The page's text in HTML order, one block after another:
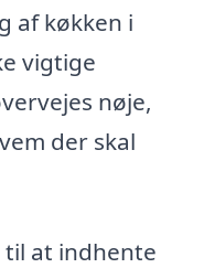
af køkken i
vigtige
nøje,
der skal
at indhente